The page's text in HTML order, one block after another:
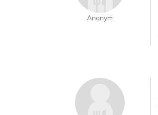
Anonym